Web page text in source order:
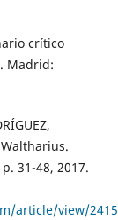
crítico
Madrid:
31-48, 2017.
article/view/2415